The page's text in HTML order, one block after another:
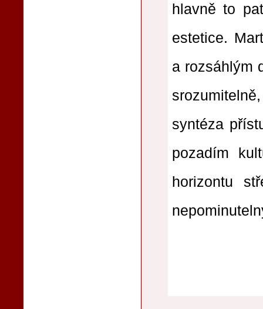
hlavně to
estetice.
a rozsáhlým
syntéza
pozadím
horizontu